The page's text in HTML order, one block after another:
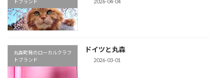
トブランド
2026-04-04
丸森町発のローカルクラフ
トブランド
ドイツと丸森
2026-03-01